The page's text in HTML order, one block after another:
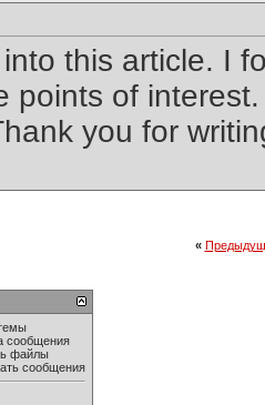
this article. I
points of
you for
«
сообщения
файлы
сообщения